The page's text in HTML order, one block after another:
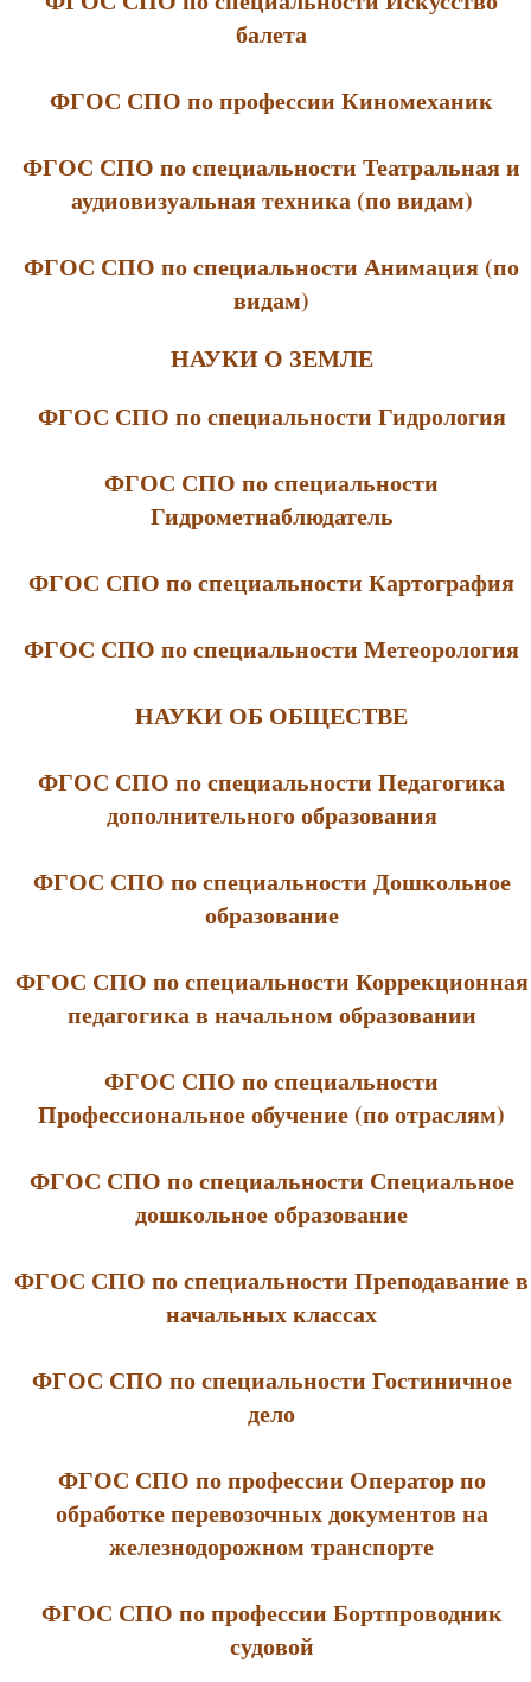
балета
ФГОС СПО по профессии Киномеханик
ФГОС СПО по специальности Театральная и
аудиовизуальная техника (по видам)
ФГОС СПО по специальности Анимация (по
видам)
НАУКИ О ЗЕМЛЕ
ФГОС СПО по специальности Гидрология
ФГОС СПО по специальности
Гидрометнаблюдатель
ФГОС СПО по специальности Картография
ФГОС СПО по специальности Метеорология
НАУКИ ОБ ОБЩЕСТВЕ
ФГОС СПО по специальности Педагогика
дополнительного образования
ФГОС СПО по специальности Дошкольное
образование
ФГОС СПО по специальности Коррекционная
педагогика в начальном образовании
ФГОС СПО по специальности
Профессиональное обучение (по отраслям)
ФГОС СПО по специальности Специальное
дошкольное образование
ФГОС СПО по специальности Преподавание в
начальных классах
ФГОС СПО по специальности Гостиничное
дело
ФГОС СПО по профессии Оператор по
обработке перевозочных документов на
железнодорожном транспорте
ФГОС СПО по профессии Бортпроводник
судовой